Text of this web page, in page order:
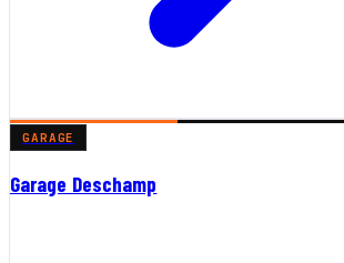
GARAGE
Garage Deschamp